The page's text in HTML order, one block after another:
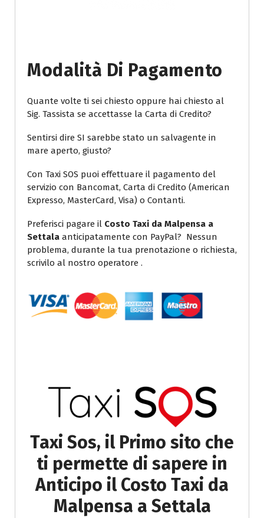
Modalità Di Pagamento
Quante volte ti sei chiesto oppure hai chiesto al
Sig. Tassista se accettasse la Carta di Credito?
Sentirsi dire SI sarebbe stato un salvagente in
mare aperto, giusto?
Con Taxi SOS puoi effettuare il pagamento del
servizio con Bancomat, Carta di Credito (American
Expresso, MasterCard, Visa) o Contanti.
Preferisci pagare il Costo Taxi da Malpensa a
Settala anticipatamente con PayPal? Nessun
problema, durante la tua prenotazione o richiesta,
scrivilo al nostro operatore .
Taxi Sos, il Primo sito che
ti permette di sapere in
Anticipo il Costo Taxi da
Malpensa a Settala